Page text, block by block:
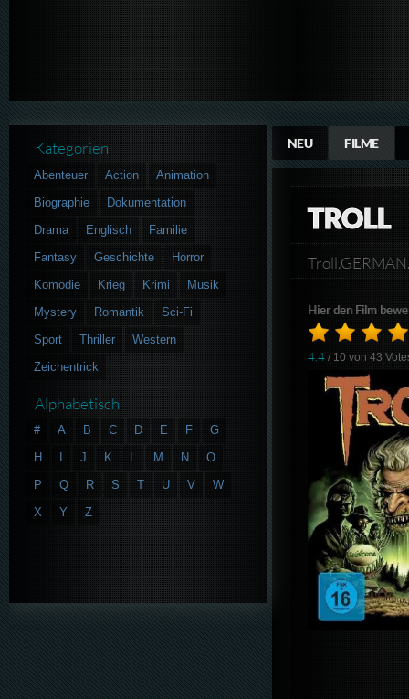
NEU FILME
TROLL
Hier den Film
4.4 / 10 von43
Kategorien
Abenteuer Action
Animation
Biographie
Dokumentation
Drama
Englisch
Familie
Fantasy
Geschichte
Horror
Komödie
Krieg Krimi
Musik
Mystery
Romantik
Sci-Fi
Sport
Thriller
Western
Zeichentrick
Alphabetisch
# A B C D E F
G
H
J K L M N
O
P
Q R S T U V
W
X
Y Z